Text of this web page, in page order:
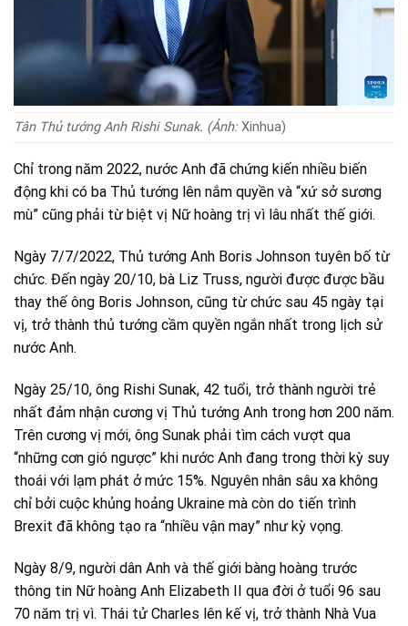
Tân Thủ tướng Anh Rishi Sunak. (Ảnh:Xinhua)
Chỉ trong năm 2022, nước Anh đã chứng kiến nhiều biến
động khi có ba Thủ tướng lên nắm quyền và “xứ sở sương
mù” cũng phải từ biệt vị Nữ hoàng trị vì lâu nhất thế giới.
Ngày 7/7/2022, Thủ tướng Anh Boris Johnson tuyên bố từ
chức. Đến ngày 20/10, bà Liz Truss, người được được bầu
thay thế ông Boris Johnson, cũng từ chức sau 45 ngày tại
vị, trở thành thủ tướng cầm quyền ngắn nhất trong lịch sử
nước Anh.
Ngày 25/10, ông Rishi Sunak, 42 tuổi, trở thành người trẻ
nhất đảm nhận cương vị Thủ tướng Anh trong hơn 200 năm.
Trên cương vị mới, ông Sunak phải tìm cách vượt qua
“những cơn gió ngược” khi nước Anh đang trong thời kỳ suy
thoái với lạm phát ở mức 15%. Nguyên nhân sâu xa không
chỉ bởi cuộc khủng hoảng Ukraine mà còn do tiến trình
Brexit đã không tạo ra “nhiều vận may” như kỳ vọng.
Ngày 8/9, người dân Anh và thế giới bàng hoàng trước
thông tin Nữ hoàng Anh Elizabeth II qua đời ở tuổi 96 sau
70 năm trị vì. Thái tử Charles lên kế vị, trở thành Nhà Vua